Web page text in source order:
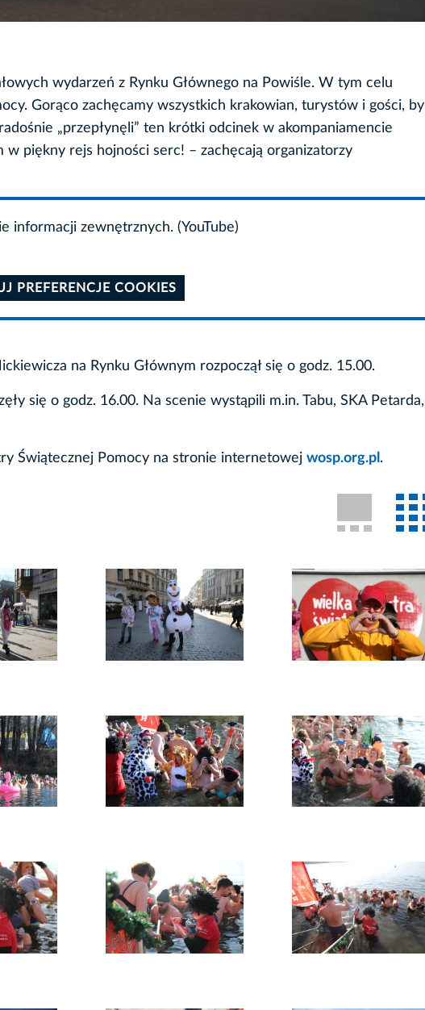
wydarzeń z Rynku Głównego na Powiśle. W tym celu
Gorąco zachęcamy wszystkich krakowian, turystów i gości, by
„przepłynęli” ten krótki odcinek w akompaniamencie
piękny rejs hojności serc! – zachęcają organizatorzy
informacji zewnętrznych. (YouTube)
PREFERENCJE COOKIES
na Rynku Głównym rozpoczął się o godz. 15.00.
się o godz. 16.00. Na scenie wystąpili m.in. Tabu, SKA Petarda,
Świątecznej Pomocy na stronie internetowej wosp.org.pl .